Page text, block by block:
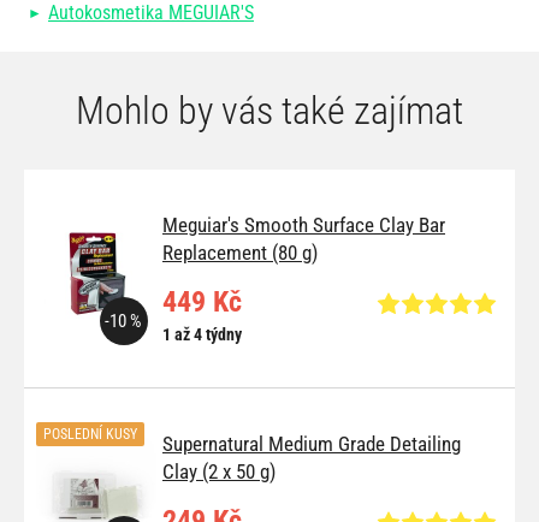
Autokosmetika MEGUIAR'S
Mohlo by vás také zajímat
Meguiar's Smooth Surface Clay Bar
Replacement (80 g)
-10 %
449 Kč
1 až 4 týdny
Supernatural Medium Grade Detailing
Clay (2 x 50 g)
POSLEDNÍ KUSY